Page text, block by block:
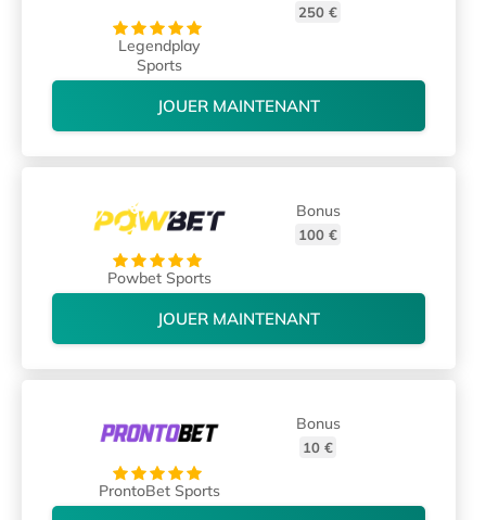
Legendplay
Sports
250 €
JOUER MAINTENANT
Powbet Sports
Bonus
100 €
JOUER MAINTENANT
ProntoBet Sports
Bonus
10 €